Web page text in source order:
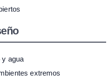
y agua
extremos